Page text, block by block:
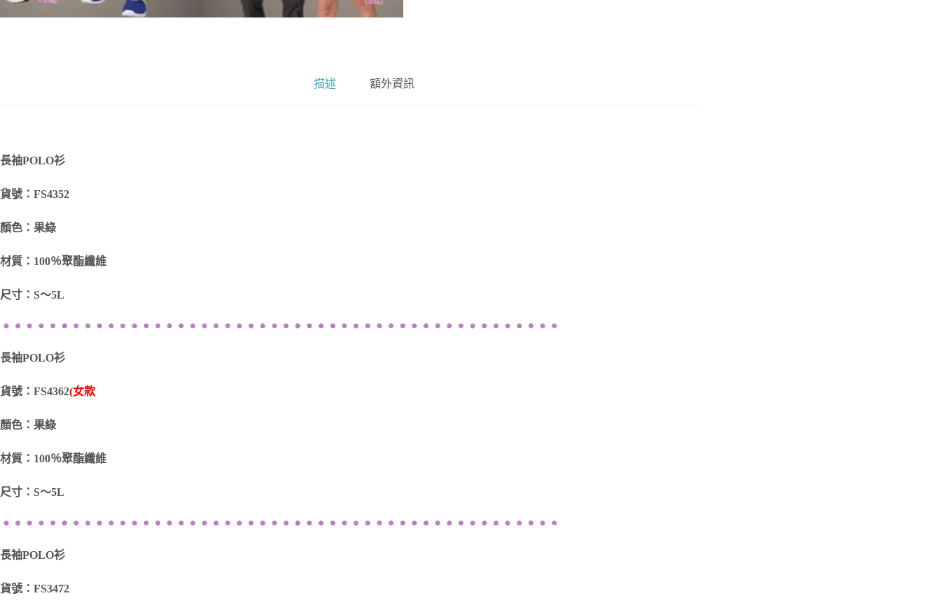
描述 額外資訊
長袖POLO衫
貨號：FS4352
顏色：果綠
材質：100％聚酯纖維
尺寸：S～5L
長袖POLO衫
貨號：FS4362(女款
顏色：果綠
材質：100％聚酯纖維
尺寸：S～5L
長袖POLO衫
貨號：FS3472